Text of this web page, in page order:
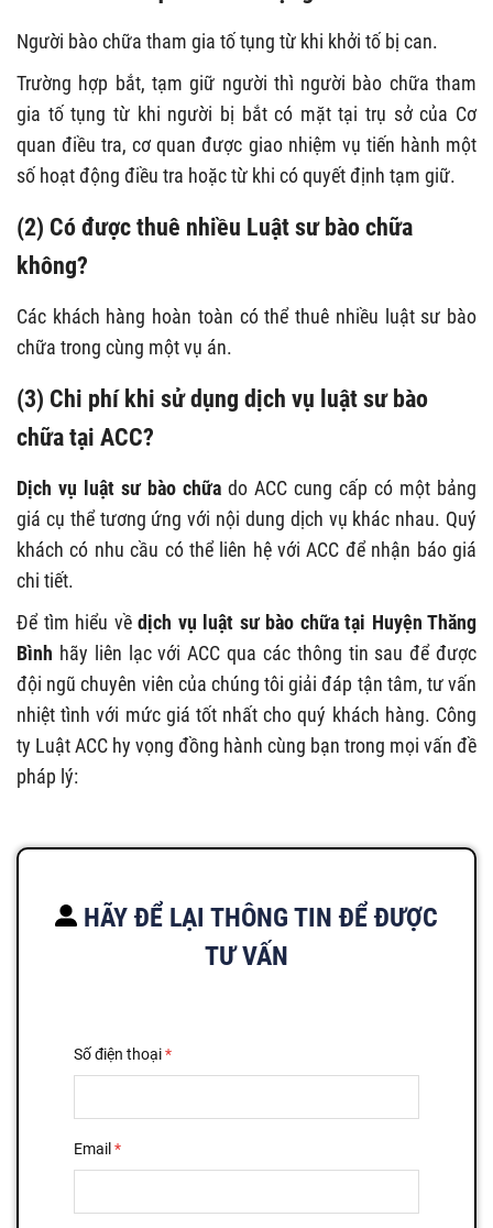
Người bào chữa tham gia tố tụng từ khi khởi tố bị can.
Trường hợp bắt, tạm giữ người thì người bào chữa tham
gia tố tụng từ khi người bị bắt có mặt tại trụ sở của Cơ
quan điều tra, cơ quan được giao nhiệm vụ tiến hành một
số hoạt động điều tra hoặc từ khi có quyết định tạm giữ.
(2) Có được thuê nhiều Luật sư bào chữa
không?
Các khách hàng hoàn toàn có thể thuê nhiều luật sư bào
chữa trong cùng một vụ án.
(3) Chi phí khi sử dụng dịch vụ luật sư bào
chữa tại ACC?
Dịch vụ luật sư bào chữa do ACC cung cấp có một bảng
giá cụ thể tương ứng với nội dung dịch vụ khác nhau. Quý
khách có nhu cầu có thể liên hệ với ACC để nhận báo giá
chi tiết.
Để tìm hiểu về dịch vụ luật sư bào chữa tại Huyện Thăng
Bình hãy liên lạc với ACC qua các thông tin sau để được
đội ngũ chuyên viên của chúng tôi giải đáp tận tâm, tư vấn
nhiệt tình với mức giá tốt nhất cho quý khách hàng. Công
ty Luật ACC hy vọng đồng hành cùng bạn trong mọi vấn đề
pháp lý:
HÃY ĐỂ LẠI THÔNG TIN ĐỂ ĐƯỢC
TƯ VẤN